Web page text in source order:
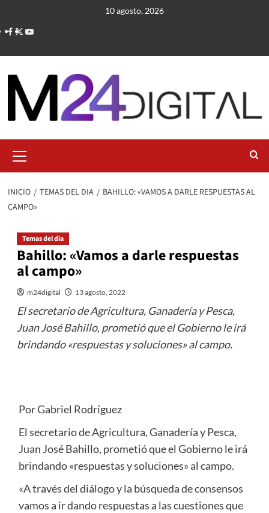
contenido
10 agosto, 2026
primario
INICIO TEMAS DEL DIA
BAHILLO: «VAMOS A DARLE RESPUESTAS AL
CAMPO»
Temas del dia
Bahillo: «Vamos a darle respuestas
al campo»
m24digital 13 agosto, 2022
El secretario de Agricultura, Ganadería y Pesca,
Juan José Bahillo, prometió que el Gobierno le irá
brindando «respuestas y soluciones» al campo.
Por Gabriel Rodríguez
El secretario de Agricultura, Ganadería y Pesca,
Juan José Bahillo, prometió que el Gobierno le irá
brindando «respuestas y soluciones» al campo.
«A través del diálogo y la búsqueda de consensos
vamos a ir dando respuestas a las cuestiones que